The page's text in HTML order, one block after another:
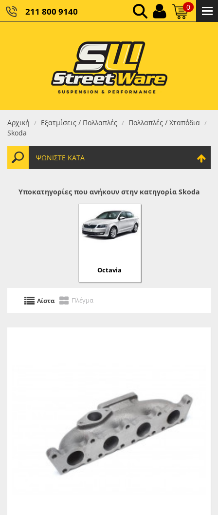
211 800 9140 0
ΚΑΘΑΡΌ ΣΎΝΟΛΟ:
ΤΕΛΙΚΌ ΣΎΝΟΛΟ:0,00 €
Αρχική / Εξατμίσεις / Πολλαπλές / Πολλαπλές / Χταπόδια /
Skoda
ΨΩΝΊΣΤΕ ΚΑΤΆ
Υποκατηγορίες που ανήκουν στην κατηγορία Skoda
Octavia
Λίστα Πλέγμα